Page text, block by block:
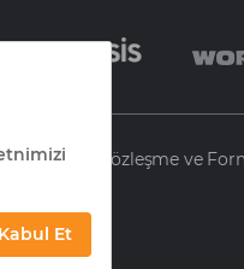
Sözleşme ve
A.Ş.